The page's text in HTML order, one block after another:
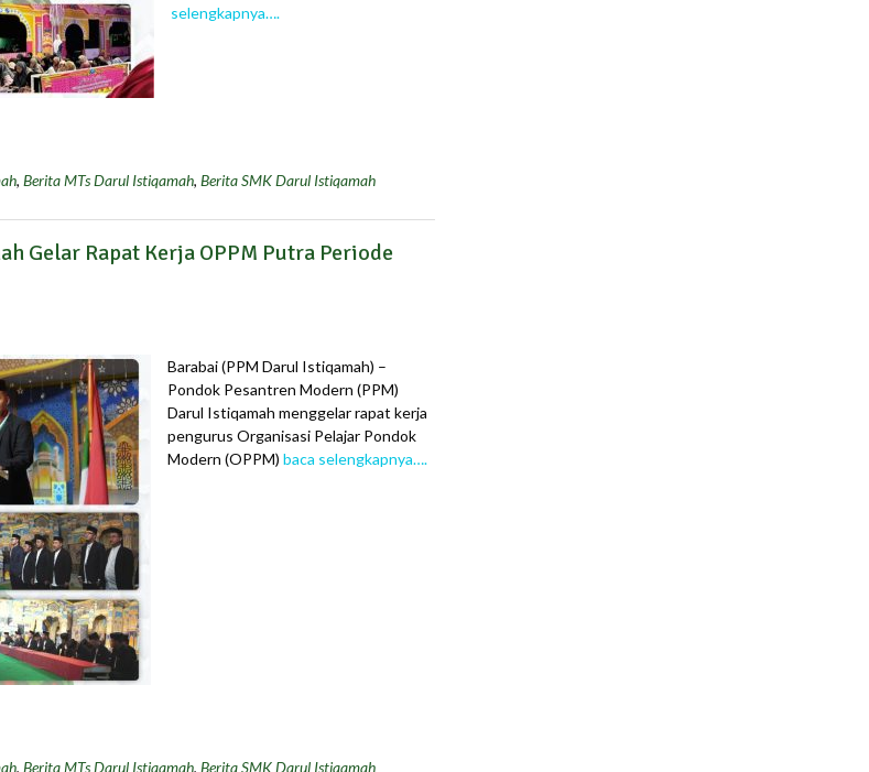
selengkapnya….
, Berita MTs Darul Istiqamah, Berita SMK Darul Istiqamah
Gelar Rapat Kerja OPPM Putra Periode
Barabai (PPM Darul Istiqamah) –
Pondok Pesantren Modern (PPM)
Darul Istiqamah menggelar rapat kerja
pengurus Organisasi Pelajar Pondok
Modern (OPPM) baca selengkapnya….
, Berita MTs Darul Istiqamah, Berita SMK Darul Istiqamah